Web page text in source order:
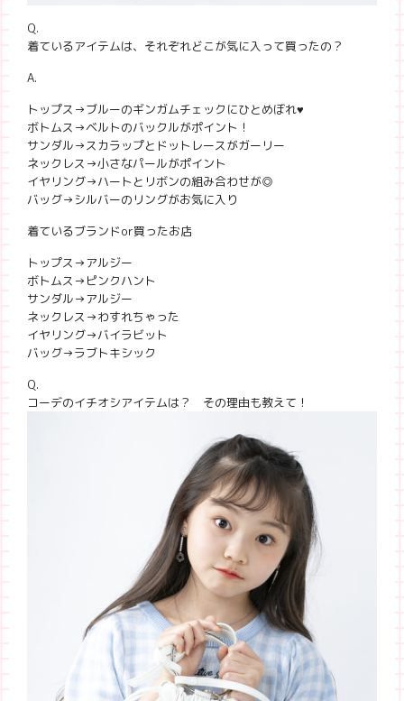
Q.
着ているアイテムは、それぞれどこが気に入って買ったの？
A.
トップス→ブルーのギンガムチェックにひとめぼれ♥
ボトムス→ベルトのバックルがポイント！
サンダル→スカラップとドットレースがガーリー
ネックレス→小さなパールがポイント
イヤリング→ハートとリボンの組み合わせが◎
バッグ→シルバーのリングがお気に入り
着ているブランドor買ったお店
トップス→アルジー
ボトムス→ピンクハント
サンダル→アルジー
ネックレス→わすれちゃった
イヤリング→バイラビット
バッグ→ラブトキシック
Q.
コーデのイチオシアイテムは？ その理由も教えて！